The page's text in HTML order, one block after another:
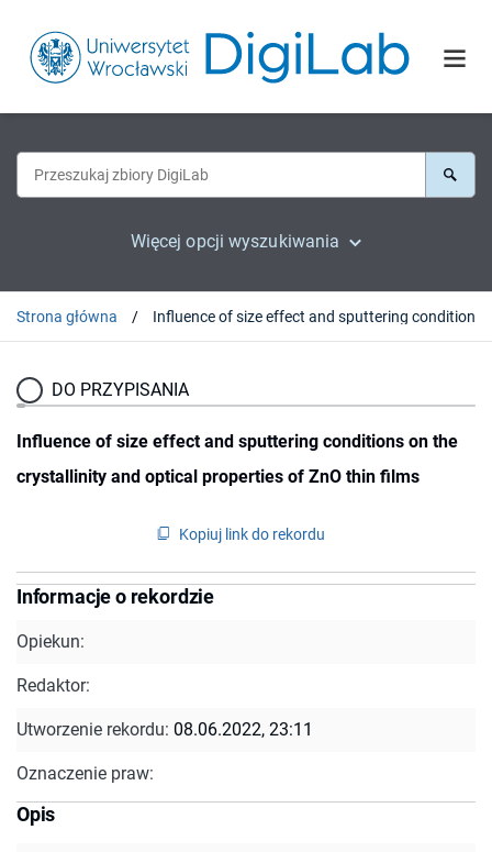
Więcej opcji wyszukiwania
Strona główna
DO PRZYPISANIA
Influence of size effect and sputtering conditions on the
crystallinity and optical properties of ZnO thin films
Kopiuj link do rekordu
Informacje o rekordzie
Opiekun:
Redaktor:
Utworzenie rekordu: 08.06.2022, 23:11
Oznaczenie praw:
Opis